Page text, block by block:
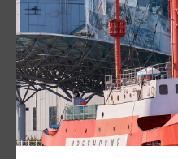
составной частью
Именно здесь русский
артиллерийской
комплекс.
Адрес: Портовая, 39а